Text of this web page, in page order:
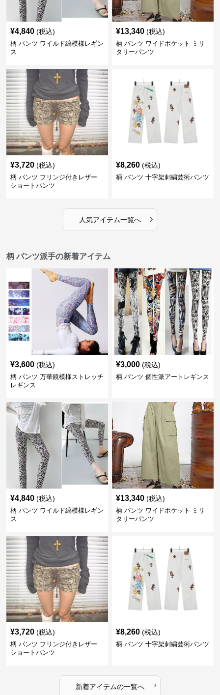
¥4,840 (税込)
柄 パンツ ワイルド縞模様レギン
ス
¥13,340 (税込)
柄 パンツ ワイドポケット ミリ
タリーパンツ
¥3,720 (税込)
柄 パンツ フリンジ付きレザー
ショートパンツ
¥8,260 (税込)
柄 パンツ 十字架刺繍芸術パンツ
人気アイテム一覧へ ›
柄 パンツ派手の新着アイテム
¥3,600 (税込)
柄 パンツ 万華鏡模様ストレッチ
レギンス
¥3,000 (税込)
柄 パンツ 個性派アートレギンス
¥4,840 (税込)
柄 パンツ ワイルド縞模様レギン
ス
¥13,340 (税込)
柄 パンツ ワイドポケット ミリ
タリーパンツ
¥3,720 (税込)
柄 パンツ フリンジ付きレザー
ショートパンツ
¥8,260 (税込)
柄 パンツ 十字架刺繍芸術パンツ
新着アイテムの一覧へ ›